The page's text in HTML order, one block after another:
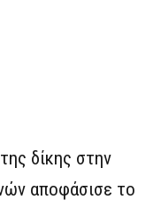
δίκης στην
αποφάσισε το